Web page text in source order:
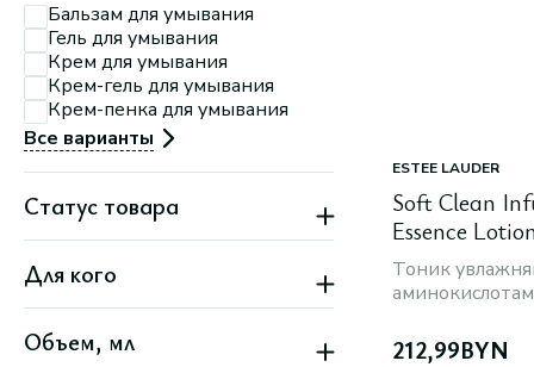
Бальзам для умывания
Гель для умывания
Крем для умывания
Крем-гель для умывания
Крем-пенка для умывания
Все варианты
Статус товара
Новинка
Скидка
Для кого
Женский
Мужской
Объем, мл
ESTEE LAUDER
Soft Clean
Essence
Waterlily
Тоник
212,99BYN